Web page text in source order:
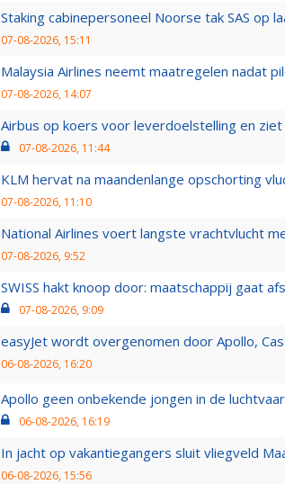
Staking cabinepersoneel Noorse tak SAS op
07-08-2026, 15:11
Malaysia Airlines neemt maatregelen nadat
07-08-2026, 14:07
Airbus op koers voor leverdoelstelling en
07-08-2026, 11:44
KLM hervat na maandenlange opschorting
07-08-2026, 11:10
National Airlines voert langste vrachtvlucht
07-08-2026, 9:52
SWISS hakt knoop door: maatschappij gaat
07-08-2026, 9:09
easyJet wordt overgenomen door Apollo,
06-08-2026, 16:20
Apollo geen onbekende jongen in de
06-08-2026, 16:19
In jacht op vakantiegangers sluit vliegveld
06-08-2026, 15:56